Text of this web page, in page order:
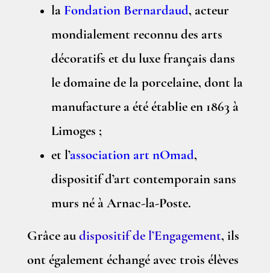
la Fondation Bernardaud, acteur
mondialement reconnu des arts
décoratifs et du luxe français dans
le domaine de la porcelaine, dont la
manufacture a été établie en 1863 à
Limoges ;
et l’association art nOmad,
dispositif d’art contemporain sans
murs né à Arnac-la-Poste.
Grâce audispositif de l’Engagement, ils
ont également échangé avec trois élèves